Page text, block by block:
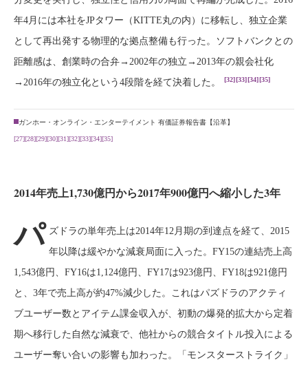
年4月には本社をJPタワー（KITTE丸の内）に移転し、独立企業
として再出発する物理的な拠点整備も行った。ソフトバンクとの
距離感は、創業時の合弁→2002年の独立→2013年の親会社化
→2016年の独立化という4段階を経て決着した。
[32][33][34][35]
ガンホー・オンライン・エンターテイメント 有価証券報告書【沿革】
[27][28][29][30][31][32][33][34][35]
2014年売上1,730億円から2017年900億円へ縮小した3年
パ ズドラの単年売上は2014年12月期の到達点を経て、2015
年以降は緩やかな減衰局面に入った。FY15の連結売上高
1,543億円、FY16は1,124億円、FY17は923億円、FY18は921億円
と、3年で売上高が約47%減少した。これはパズドラのアクティ
ブユーザー数とアイテム課金収入が、初動の爆発的拡大から定着
期へ移行した自然な減衰で、他社からの競合タイトル投入による
ユーザー奪い合いの影響も加わった。「モンスターストライク」